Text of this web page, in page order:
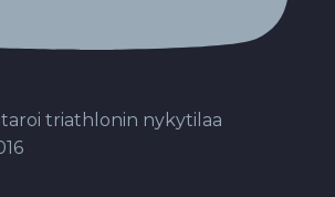
triathlonin nykytilaa